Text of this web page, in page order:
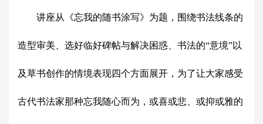
讲座从《忘我的随书涂写》为题，围绕书法线条的
造型审美、选好临好碑帖与解决困惑、书法的“意境”以
及草书创作的情境表现四个方面展开，为了让大家感受
古代书法家那种忘我随心而为，或喜或悲、或抑或雅的